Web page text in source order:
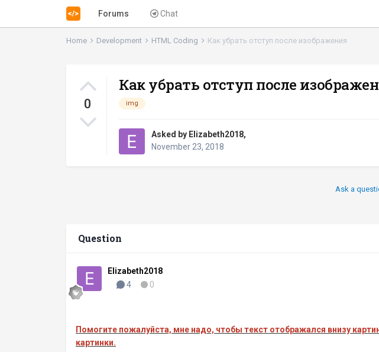
Forums Chat
Home Development HTML Coding Как убрать отступ после изображения
0
Как убрать отступ после
img
Asked by Elizabeth2018,
November 23, 2018
Ask a
Question
Elizabeth2018
4
0
Помогите пожалуйста, мне надо, чтобы текст отображался внизу
картинки.